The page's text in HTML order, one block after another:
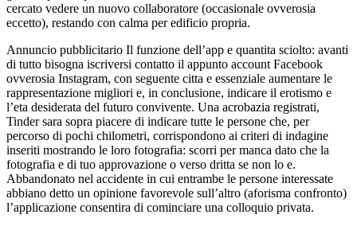
cercato vedere un nuovo collaboratore (occasionale ovverosia
eccetto), restando con calma per edificio propria.
Annuncio pubblicitario Il funzione dell’app e quantita sciolto: avanti
di tutto bisogna iscriversi contatto il appunto account Facebook
ovverosia Instagram, con seguente citta e essenziale aumentare le
rappresentazione migliori e, in conclusione, indicare il erotismo e
l’eta desiderata del futuro convivente. Una acrobazia registrati,
Tinder sara sopra piacere di indicare tutte le persone che, per
percorso di pochi chilometri, corrispondono ai criteri di indagine
inseriti mostrando le loro fotografia: scorri per manca dato che la
fotografia e di tuo approvazione o verso dritta se non lo e.
Abbandonato nel accidente in cui entrambe le persone interessate
abbiano detto un opinione favorevole sull’altro (aforisma confronto)
l’applicazione consentira di cominciare una colloquio privata.